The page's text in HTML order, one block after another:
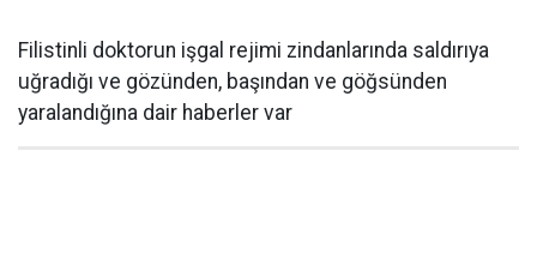
Filistinli doktorun işgal rejimi zindanlarında saldırıya
uğradığı ve gözünden, başından ve göğsünden
yaralandığına dair haberler var